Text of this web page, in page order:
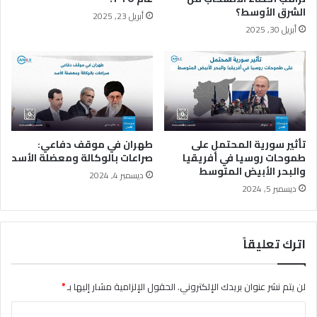
ا
ت
ا
ل
ر
ئ
ا
س
ي
ة
.
ة
ت
ت
ج
ا
ل
ا
ل
ب
ر
ن
ا
ج
ل
ن
و
ي
الشرق الأوسط؟
أبريل 30, 2025
أبريل 23, 2025
تأثير سورية المحتمل على
طموحات روسيا في أفريقيا
والبحر الأبيض المتوسط
ديسمبر 5, 2024
طهران في موقف دفاعي:
صراعات بالوكالة ومعضلة الأسد
ديسمبر 4, 2024
اترك تعليقاً
لن يتم نشر عنوان بريدك الإلكتروني.الحقول الإلزامية مشار إليها بـ*